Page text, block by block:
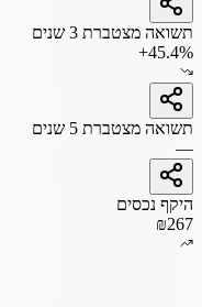
תשואה מצטברת 3 שנים
+45.4%
תשואה מצטברת 5 שנים
—
היקף נכסים
₪267